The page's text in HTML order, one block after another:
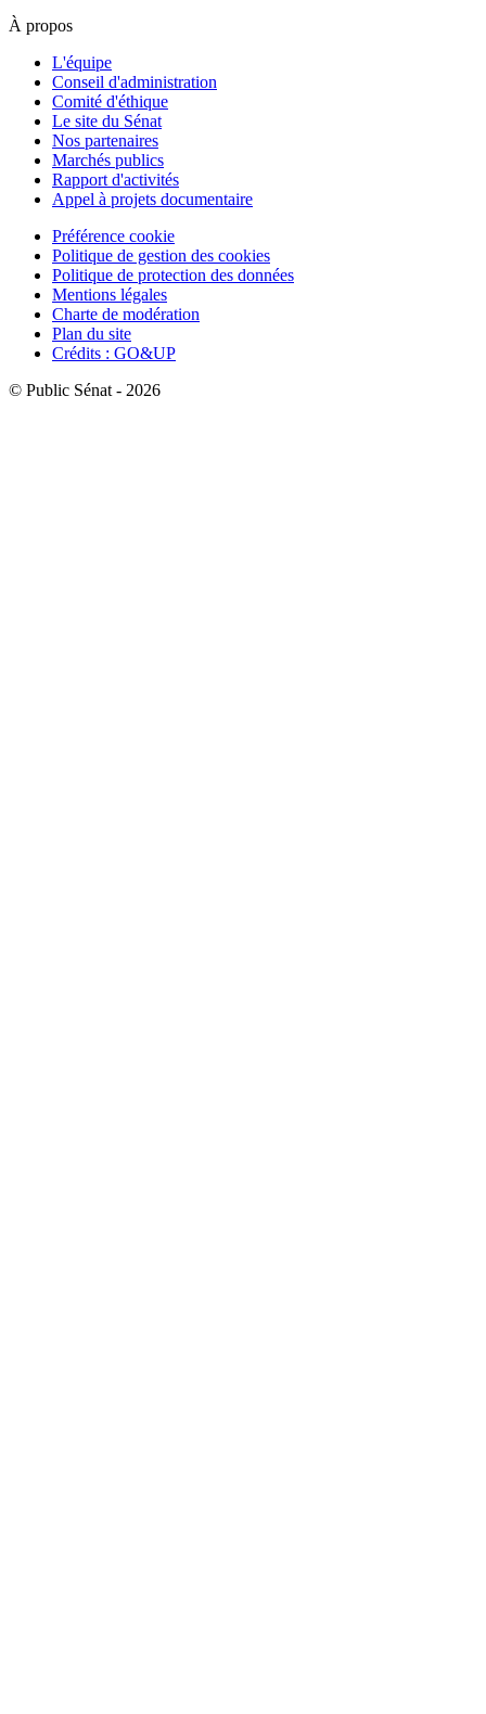
À propos
L'équipe
Conseil d'administration
Comité d'éthique
Le site du Sénat
Nos partenaires
Marchés publics
Rapport d'activités
Appel à projets documentaire
Préférence cookie
Politique de gestion des cookies
Politique de protection des données
Mentions légales
Charte de modération
Plan du site
Crédits : GO&UP
© Public Sénat - 2026